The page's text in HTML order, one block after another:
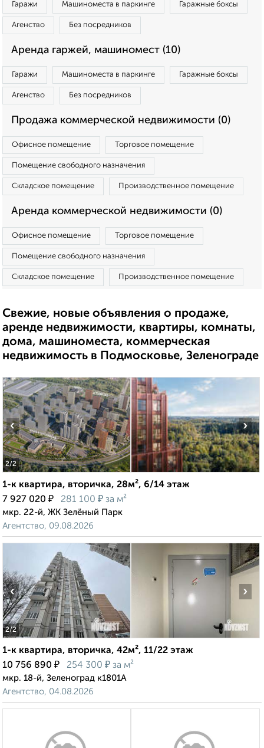
Гаражи Машиноместа в паркинге Гаражные боксы
Агенство Без посредников
Аренда гаржей, машиномест (10)
Гаражи Машиноместа в паркинге Гаражные боксы
Агенство Без посредников
Продажа коммерческой недвижимости (0)
Офисное помещение Торговое помещение
Помещение свободного назначения
Складское помещение Производственное помещение
Аренда коммерческой недвижимости (0)
Офисное помещение Торговое помещение
Помещение свободного назначения
Складское помещение Производственное помещение
Свежие, новые объявления о продаже,
аренде недвижимости, квартиры, комнаты,
дома, машиноместа, коммерческая
недвижимость в Подмосковье, Зеленограде
2/2
‹ ›
1-к квартира, вторичка, 28м², 6/14 этаж
7 927 020 ₽ 281 100 ₽ за м²
мкр. 22-й, ЖК Зелёный Парк
Агентство, 09.08.2026
2/2
‹ ›
1-к квартира, вторичка, 42м², 11/22 этаж
10 756 890 ₽ 254 300 ₽ за м²
мкр. 18-й, Зеленоград к1801А
Агентство, 04.08.2026